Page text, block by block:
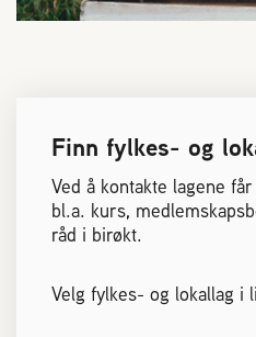
Finn fylkes- og
Ved å kontakte lagene
bl.a. kurs,
råd i birøkt.
Velg fylkes- og lokallag i